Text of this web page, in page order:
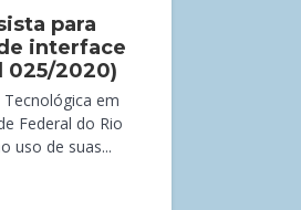
para
interface
025/2020)
em
Federal do Rio
uso de suas...